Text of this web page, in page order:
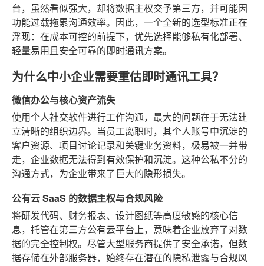
台，虽然看似强大，却将数据主权交予第三方，并可能因
功能过载拖累沟通效率。因此，一个全新的选型标准正在
浮现：在成本可控的前提下，优先选择能够私有化部署、
轻量易用且安全可靠的即时通讯方案。
为什么中小企业需要重估即时通讯工具？
微信办公与核心资产流失
使用个人社交软件进行工作沟通，最大的问题在于无法建
立清晰的组织边界。当员工离职时，其个人账号中沉淀的
客户资源、项目讨论记录和关键业务资料，极易被一并带
走，企业数据无法得到有效保护和沉淀。这种公私不分的
沟通方式，为企业带来了巨大的隐形损失。
公有云 SaaS 的数据主权与合规风险
将研发代码、财务报表、设计图纸等高度敏感的核心信
息，托管在第三方公有云平台上，意味着企业放弃了对数
据的完全控制权。尽管大型服务商提供了安全承诺，但数
据存储在外部服务器，始终存在潜在的隐私泄露与合规风